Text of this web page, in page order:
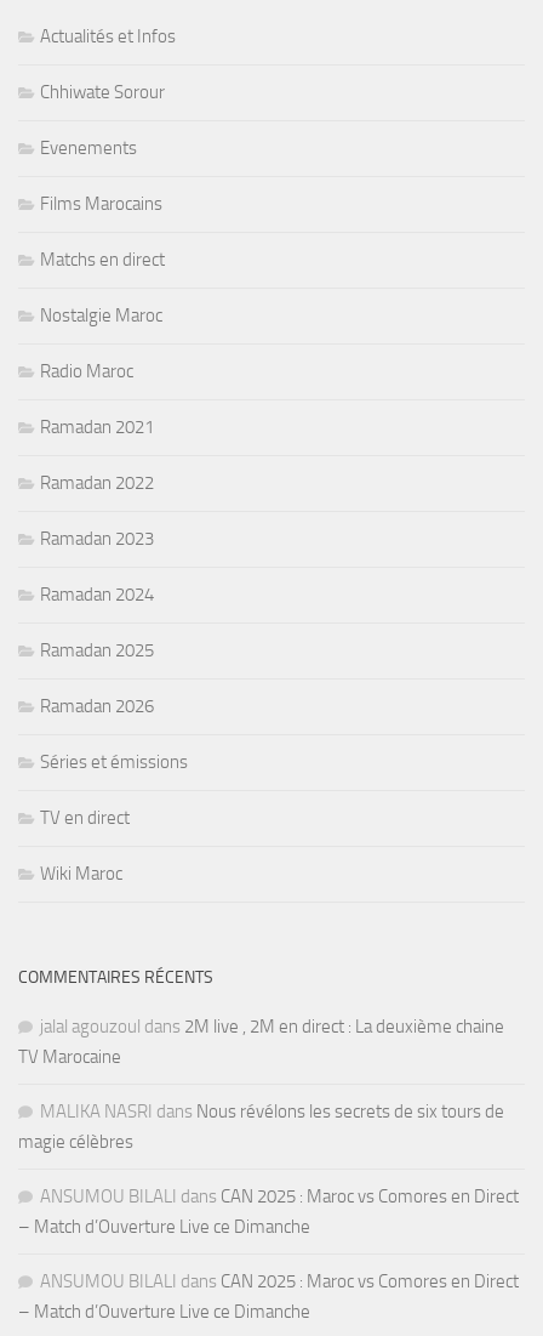
Actualités et Infos
Chhiwate Sorour
Evenements
Films Marocains
Matchs en direct
Nostalgie Maroc
Radio Maroc
Ramadan 2021
Ramadan 2022
Ramadan 2023
Ramadan 2024
Ramadan 2025
Ramadan 2026
Séries et émissions
TV en direct
Wiki Maroc
COMMENTAIRES RÉCENTS
jalal agouzoul dans 2M live , 2M en direct : La deuxième chaine
TV Marocaine
MALIKA NASRI dans Nous révélons les secrets de six tours de
magie célèbres
ANSUMOU BILALI dans CAN 2025 : Maroc vs Comores en Direct
– Match d’Ouverture Live ce Dimanche
ANSUMOU BILALI dans CAN 2025 : Maroc vs Comores en Direct
– Match d’Ouverture Live ce Dimanche